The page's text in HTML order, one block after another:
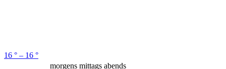
16 ° – 16 °
morgens mittags abends